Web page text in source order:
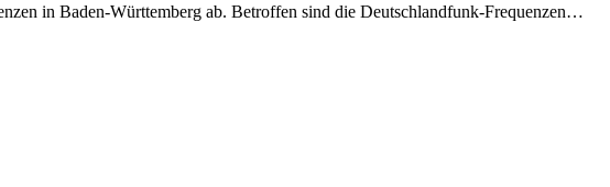
in Baden-Württemberg ab. Betroffen sind die Deutschlandfunk-Frequenzen…